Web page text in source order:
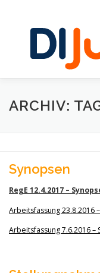
AKTUELLES
REFORMPROZESS
ARCHIV:
Synopsen
RegE 12.4.2017 –
Arbeitsfassung 23.8.2016
Arbeitsfassung 7.6.2016